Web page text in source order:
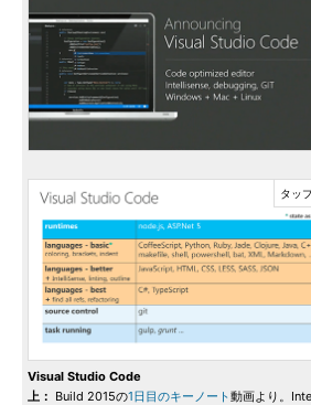
Visual Studio Code
上： Build 2015の1日目のキーノート動画より。